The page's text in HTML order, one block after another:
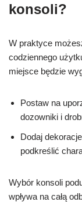
konsoli?
W praktyce
codziennego
miejsce będzie
Postaw na
dozowniki i
Dodaj
podkreślić
Wybór konsoli
wpływa na całą